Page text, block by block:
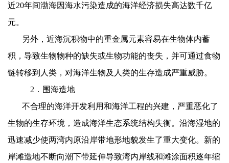
近20年间渤海因海水污染造成的海洋经济损失高达数千亿
元。
另外，近海沉积物中的重金属元素容易在生物体内蓄
积，导致生物物种的缺失或生物功能的丧失，并可通过食物
链转移到人类，对海洋生物及人类的生存造成严重威胁。
2 ．围海造地
不合理的海洋开发利用和海洋工程的兴建，严重恶化了
生物的生存环境，造成海洋生态系统结构失衡。沿海湿地的
迅速减少使两湾内原沿岸带地形地貌发生了重大变化。新的
岸滩造地不断向潮下带延伸导致湾内岸线和滩涂面积逐年缩